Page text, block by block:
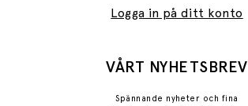
Logga in på ditt konto
VÅRT NYHETSBREV
Spännande nyheter och fina